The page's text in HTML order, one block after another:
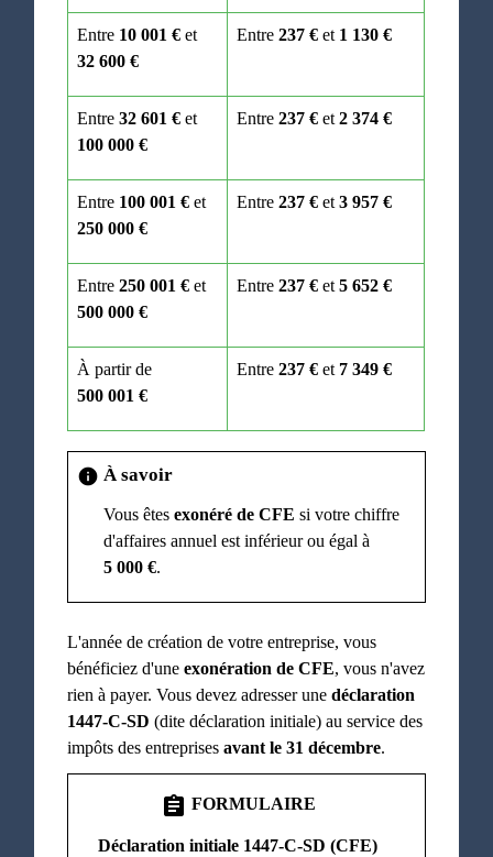
Entre 10 001 € et
32 600 €
Entre237 € et 1 130 €
Entre32 601 € et
100 000 €
Entre237 € et2 374 €
Entre 100 001 € et
250 000 €
Entre237 € et3 957 €
Entre250 001 € et
500 000 €
Entre237 € et5 652 €
À partir de
500 001 €
Entre237 € et 7 349 €
info À savoir
Vous êtesexonéré de CFE si votre chiffre
d'affaires annuel est inférieur ou égal à
5 000 €.
L'année de création de votre entreprise, vous
bénéficiez d'uneexonération de CFE, vous n'avez
rien à payer. Vous devez adresser unedéclaration
1447-C-SD (dite déclaration initiale) au service des
impôts des entreprisesavant le 31 décembre.
assignment FORMULAIRE
Déclaration initiale 1447-C-SD (CFE)